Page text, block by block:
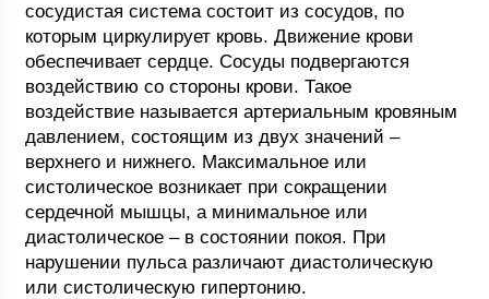
сосудистая система состоит из сосудов, по
которым циркулирует кровь. Движение крови
обеспечивает сердце. Сосуды подвергаются
воздействию со стороны крови. Такое
воздействие называется артериальным кровяным
давлением, состоящим из двух значений –
верхнего и нижнего. Максимальное или
систолическое возникает при сокращении
сердечной мышцы, а минимальное или
диастолическое – в состоянии покоя. При
нарушении пульса различают диастолическую
или систолическую гипертонию.